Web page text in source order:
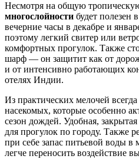
Несмотря на общую
многослойности будет полезен
вечерние часы в декабре и
поэтому легкий свитер или
комфортных прогулок. Также
шарф — он защитит как от
и от интенсивно работающих
отелях Индии.
Из практических мелочей
насекомых, которые особенно
сезон дождей. Удобная,
для прогулок по городу. Также
при себе запас питьевой воды в
легче переносить воздействие